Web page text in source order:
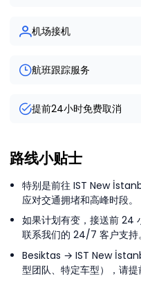
机场接机
航班跟踪服务
提前24小时免费取消
路线小贴士
特别是前往 IST New
应对交通拥堵和高峰时段。
如果计划有变，接送前 24
联系我们的 24/7 客户支持。
Besiktas → IST New
型团队、特定车型），请提